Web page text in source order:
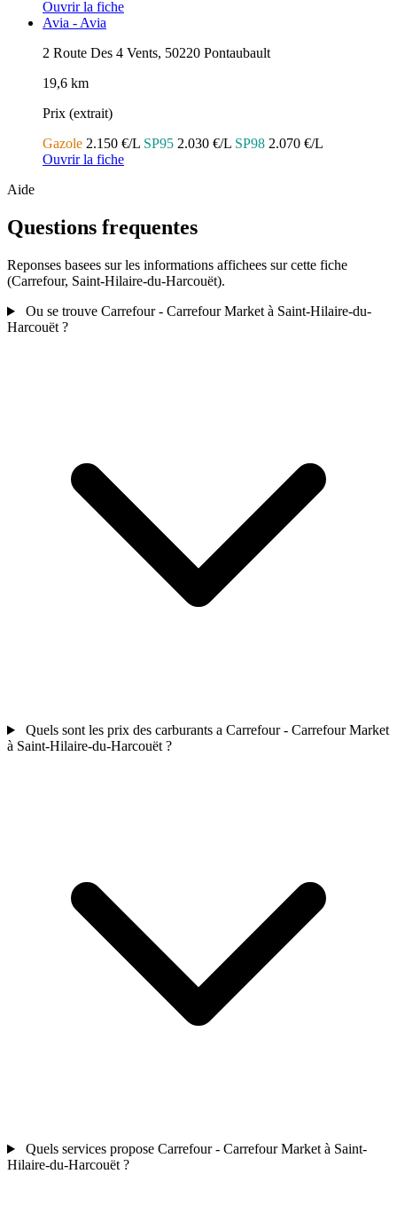
Ouvrir la fiche
Avia - Avia
2 Route Des 4 Vents, 50220 Pontaubault
19,6 km
Prix (extrait)
Gazole 2.150 €/L SP95 2.030 €/L SP98 2.070 €/L
Ouvrir la fiche
Aide
Questions frequentes
Reponses basees sur les informations affichees sur cette fiche
(Carrefour, Saint-Hilaire-du-Harcouët).
Ou se trouve Carrefour - Carrefour Market à Saint-Hilaire-du-
Harcouët ?
Quels sont les prix des carburants a Carrefour - Carrefour Market
à Saint-Hilaire-du-Harcouët ?
Quels services propose Carrefour - Carrefour Market à Saint-
Hilaire-du-Harcouët ?